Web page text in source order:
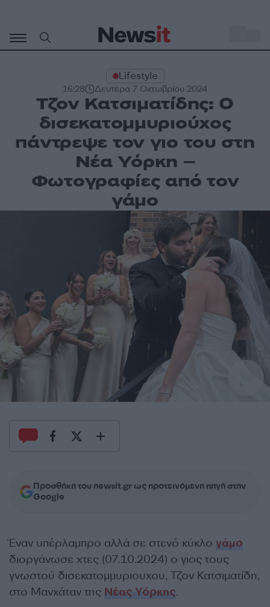
περιεχόμενο
Lifestyle
16:28 Δευτέρα 7 Οκτωβρίου 2024
Τζον Κατσιματίδης: Ο
δισεκατομμυριούχος
πάντρεψε τον γιο του στη
Νέα Υόρκη –
Φωτογραφίες από τον
γάμο
Προσθήκη του newsit.gr ως προτεινόμενη πηγή στην
Google
Έναν υπέρλαμπρο αλλά σε στενό κύκλο γάμο
διοργάνωσε χτες (07.10.2024) ο γιος τους
γνωστού δισεκατομμυριουχου, Τζον Κατσιματίδη,
στο Μανχάταν της Νέας Υόρκης.